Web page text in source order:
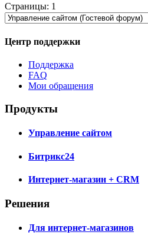
Страницы: 1
Центр поддержки
Поддержка
FAQ
Мои обращения
Продукты
Управление сайтом
Битрикс24
Интернет-магазин + CRM
Решения
Для интернет-магазинов